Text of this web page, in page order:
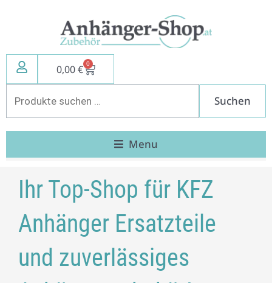
0,00€ 0
Warenkorb
nach:
Suchen
Menu
Ihr Top-Shop für KFZ
Anhänger Ersatzteile
und zuverlässiges